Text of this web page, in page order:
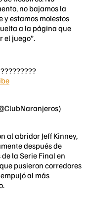
no bajamos la
y estamos molestos
a la página que
el juego”.
al abridor Jeff Kinney,
después de
la Serie Final en
pusieron corredores
al más